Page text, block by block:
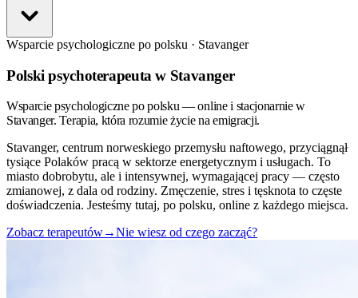
Wsparcie psychologiczne po polsku · Stavanger
Polski psychoterapeuta w Stavanger
Wsparcie psychologiczne po polsku — online i stacjonarnie w
Stavanger. Terapia, która rozumie życie na emigracji.
Stavanger, centrum norweskiego przemysłu naftowego, przyciągnął
tysiące Polaków pracą w sektorze energetycznym i usługach. To
miasto dobrobytu, ale i intensywnej, wymagającej pracy — często
zmianowej, z dala od rodziny. Zmęczenie, stres i tęsknota to częste
doświadczenia. Jesteśmy tutaj, po polsku, online z każdego miejsca.
Zobacz terapeutów→Nie wiesz od czego zacząć?